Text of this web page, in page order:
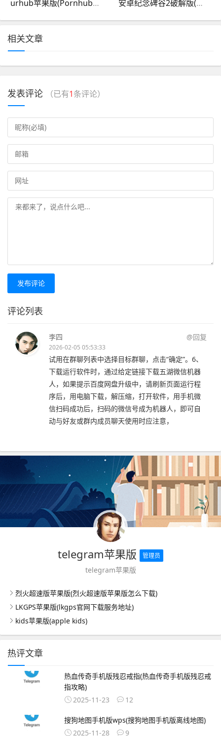
urhub苹果版(Pornhub软件苹果版) 安卓纪念碑谷2破解版(纪念碑谷2破解版免付费)
相关文章
发表评论 （已有1条评论）
发布评论
评论列表
李四 @回复
2026-02-05 05:53:33
试用在群聊列表中选择目标群聊，点击“确定”。6、
下载运行软件时，通过给定链接下载五湖微信机器
人，如果提示百度网盘升级中，请刷新页面运行程
序后，用电脑下载，解压缩，打开软件，用手机微
信扫码成功后，扫码的微信号成为机器人，即可自
动与好友或群内成员聊天使用时应注意，
telegram苹果版 管理员
telegram苹果版
烈火超速版苹果版(烈火超速版苹果版怎么下载)
LKGPS苹果版(lkgps官网下载服务地址)
kids苹果版(apple kids)
热评文章
热血传奇手机版残忍戒指(热血传奇手机版残忍戒
指攻略)
2025-11-23
12
搜狗地图手机版wps(搜狗地图手机版离线地图)
2025-11-28
9